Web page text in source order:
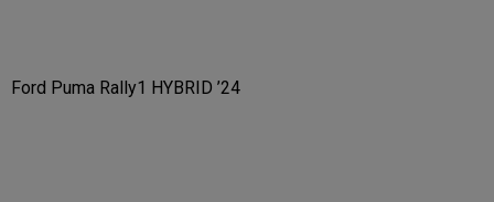
Ford Puma Rally1 HYBRID ’24